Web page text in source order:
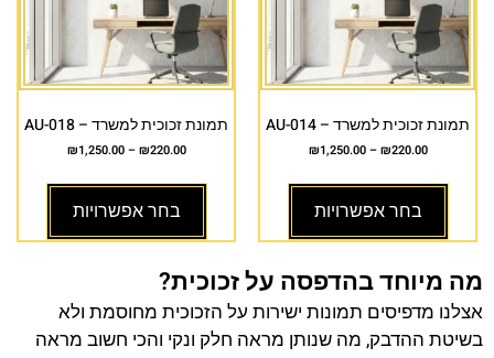
תמונת זכוכית למשרד – AU-014
₪220.00
–
₪1,250.00
בחר אפשרויות
תמונת זכוכית למשרד – AU-018
₪220.00
–
₪1,250.00
בחר אפשרויות
מה מיוחד בהדפסה על זכוכית?
אצלנו מדפיסים תמונות ישירות על הזכוכית מחוסמת ולא
בשיטת ההדבק, מה שנותן מראה חלק ונקי והכי חשוב מראה